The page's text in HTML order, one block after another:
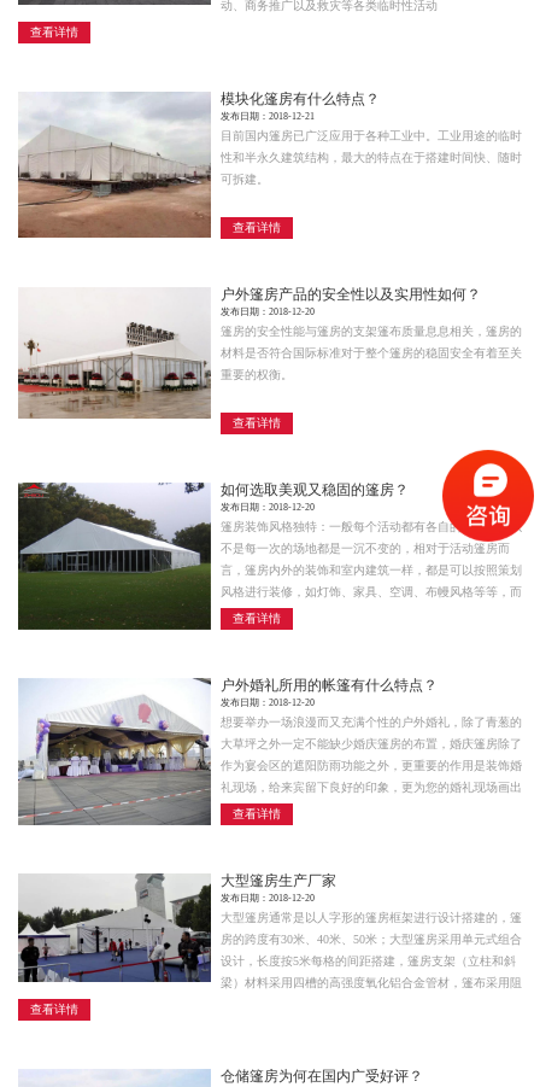
动、商务推广以及救灾等各类临时性活动
查看详情
模块化篷房有什么特点？
发布日期：2018-12-21
目前国内篷房已广泛应用于各种工业中。工业用途的临时
性和半永久建筑结构，最大的特点在于搭建时间快、随时
可拆建。
查看详情
户外篷房产品的安全性以及实用性如何？
发布日期：2018-12-20
篷房的安全性能与篷房的支架篷布质量息息相关，篷房的
材料是否符合国际标准对于整个篷房的稳固安全有着至关
重要的权衡。
查看详情
如何选取美观又稳固的篷房？
发布日期：2018-12-20
篷房装饰风格独特：一般每个活动都有各自的主题，所以
不是每一次的场地都是一沉不变的，相对于活动篷房而
言，篷房内外的装饰和室内建筑一样，都是可以按照策划
风格进行装修，如灯饰、家具、空调、布幔风格等等，而
篷房的篷布是可以印制或者张贴宣传广告和公司logo的，
查看详情
户外婚礼所用的帐篷有什么特点？
发布日期：2018-12-20
想要举办一场浪漫而又充满个性的户外婚礼，除了青葱的
大草坪之外一定不能缺少婚庆篷房的布置，婚庆篷房除了
作为宴会区的遮阳防雨功能之外，更重要的作用是装饰婚
礼现场，给来宾留下良好的印象，更为您的婚礼现场画出
一道美丽的风景线。
查看详情
大型篷房生产厂家
发布日期：2018-12-20
大型篷房通常是以人字形的篷房框架进行设计搭建的，篷
房的跨度有30米、40米、50米；大型篷房采用单元式组合
设计，长度按5米每格的间距搭建，篷房支架（立柱和斜
梁）材料采用四槽的高强度氧化铝合金管材，篷布采用阻
查看详情
仓储篷房为何在国内广受好评？